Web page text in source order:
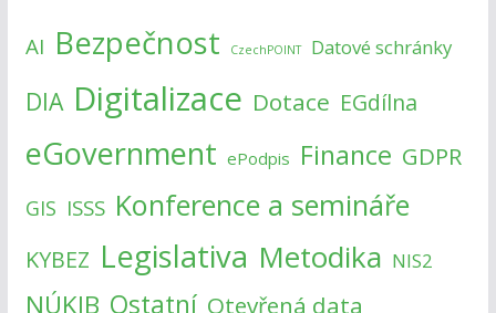
AI Bezpečnost CzechPOINT Datové schránky
DIA Digitalizace Dotace EGdílna
eGovernment ePodpis Finance GDPR
GIS ISSS Konference a semináře
KYBEZ Legislativa Metodika NIS2
NÚKIB Ostatní Otevřená data